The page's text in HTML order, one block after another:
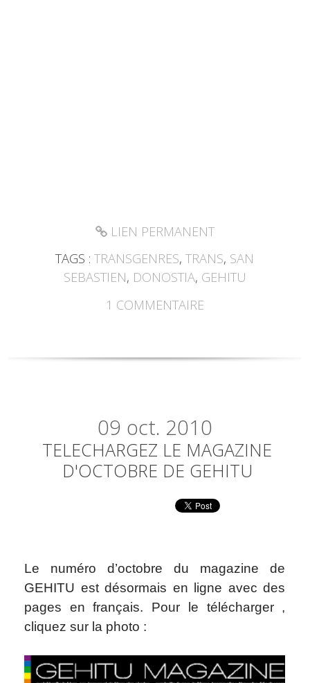
LIEN PERMANENT
TAGS :TRANSGENRES,TRANS, SAN
SEBASTIEN, DONOSTIA, GEHITU
1 COMMENTAIRE
09 oct. 2010
TELECHARGEZ LE MAGAZINE
D'OCTOBRE DE GEHITU
Le numéro d’octobre du magazine de
GEHITU est désormais en ligne avec des
pages en français. Pour le télécharger ,
cliquez sur la photo :